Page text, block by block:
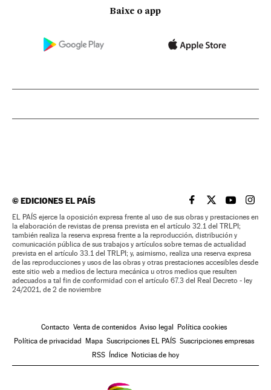
Baixe o app
©EDICIONES EL PAÍS EL PAÍS BRASIL EN
EL PAÍSEL PAÍS
EL
EL PAÍS ejerce la oposición expresa frente al uso de sus obras y prestaciones en
la elaboración de revistas de prensa prevista en el artículo 32.1 del TRLPI;
también realiza la reserva expresa frente a la reproducción, distribución y
comunicación pública de sus trabajos y artículos sobre temas de actualidad
prevista en el artículo 33.1 del TRLPI; y, asimismo, realiza una reserva expresa
de las reproducciones y usos de las obras y otras prestaciones accesibles desde
este sitio web a medios de lectura mecánica u otros medios que resulten
adecuados a tal fin de conformidad con el artículo 67.3 del Real Decreto - ley
24/2021, de 2 de noviembre
Contacto Venta de contenidos Aviso legal
Política cookies
Política de privacidad
Mapa Suscripciones EL PAÍS Suscripciones empresas
RSS
Índice Noticias de hoy